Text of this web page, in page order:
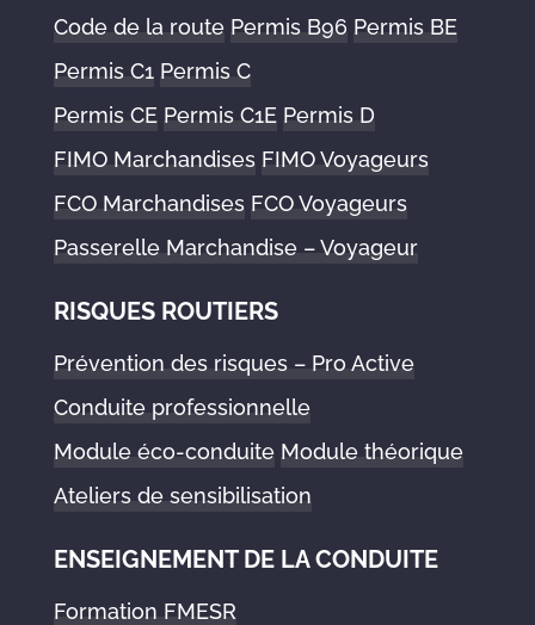
Code de la route Permis B96 Permis BE
Permis C1 Permis C
Permis CE Permis C1E Permis D
FIMO Marchandises FIMO Voyageurs
FCO Marchandises FCO Voyageurs
Passerelle Marchandise – Voyageur
RISQUES ROUTIERS
Prévention des risques – Pro Active
Conduite professionnelle
Module éco-conduite Module théorique
Ateliers de sensibilisation
ENSEIGNEMENT DE LA CONDUITE
Formation FMESR